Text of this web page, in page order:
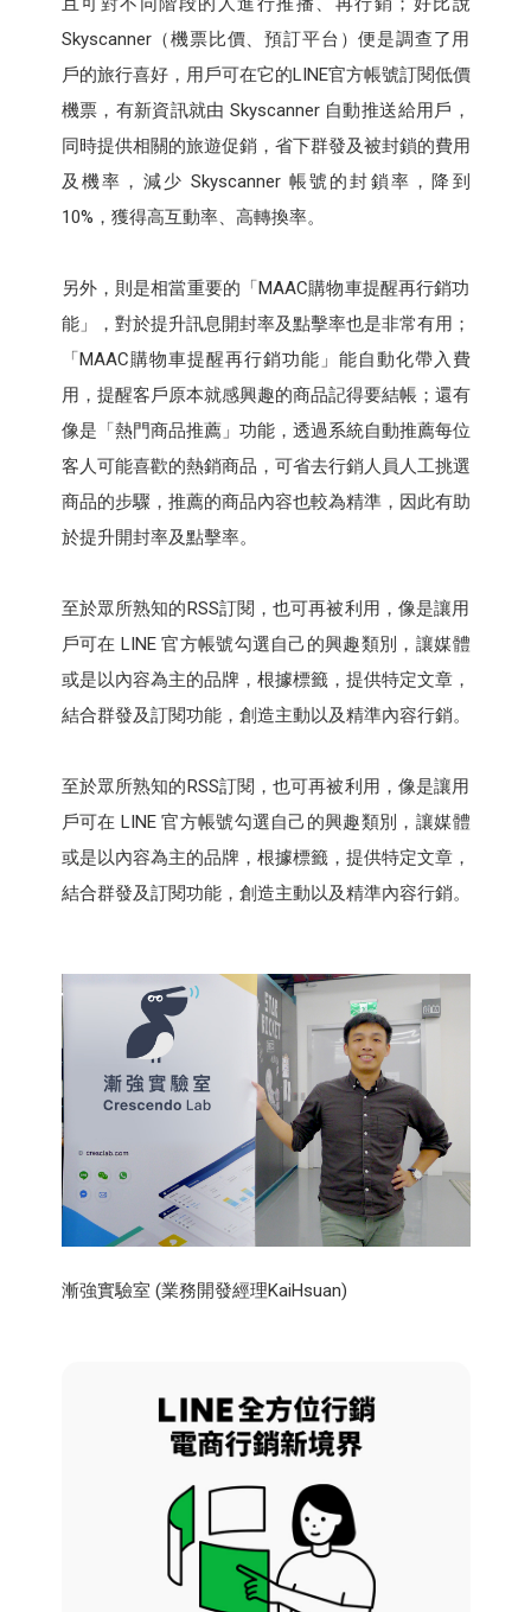
Skyscanner（機票比價、預訂平台）便是調查了用
戶的旅行喜好，用戶可在它的LINE官方帳號訂閱低價
機票，有新資訊就由 Skyscanner 自動推送給用戶，
同時提供相關的旅遊促銷，省下群發及被封鎖的費用
及機率，減少 Skyscanner 帳號的封鎖率，降到
10%，獲得高互動率、高轉換率。
另外，則是相當重要的「MAAC購物車提醒再行銷功
能」，對於提升訊息開封率及點擊率也是非常有用；
「MAAC購物車提醒再行銷功能」能自動化帶入費
用，提醒客戶原本就感興趣的商品記得要結帳；還有
像是「熱門商品推薦」功能，透過系統自動推薦每位
客人可能喜歡的熱銷商品，可省去行銷人員人工挑選
商品的步驟，推薦的商品內容也較為精準，因此有助
於提升開封率及點擊率。
至於眾所熟知的RSS訂閱，也可再被利用，像是讓用
戶可在 LINE 官方帳號勾選自己的興趣類別，讓媒體
或是以內容為主的品牌，根據標籤，提供特定文章，
結合群發及訂閱功能，創造主動以及精準內容行銷。
至於眾所熟知的RSS訂閱，也可再被利用，像是讓用
戶可在 LINE 官方帳號勾選自己的興趣類別，讓媒體
或是以內容為主的品牌，根據標籤，提供特定文章，
結合群發及訂閱功能，創造主動以及精準內容行銷。
漸強實驗室 (業務開發經理KaiHsuan)